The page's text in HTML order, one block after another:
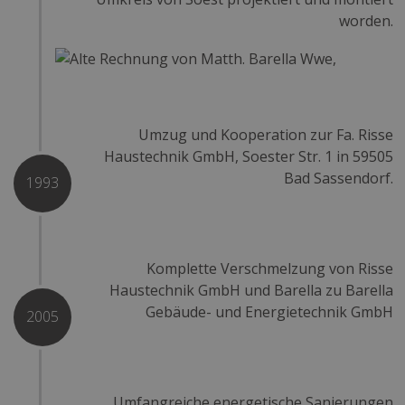
worden.
Umzug und Kooperation zur Fa. Risse
Haustechnik GmbH, Soester Str. 1 in 59505
Bad Sassendorf.
1993
2005
Komplette Verschmelzung von Risse
Haustechnik GmbH und Barella zu Barella
Gebäude- und Energietechnik GmbH